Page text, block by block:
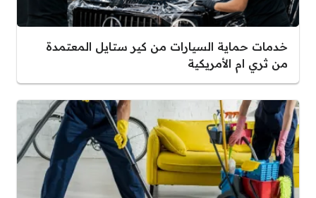
خدمات حماية السيارات من كير ستايل المعتمدة
من ثري ام الأمريكية